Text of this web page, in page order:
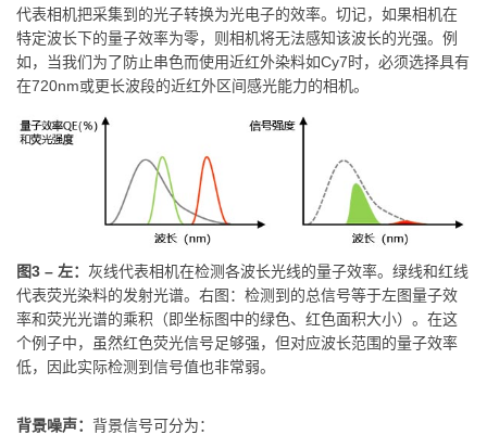
代表相机把采集到的光子转换为光电子的效率。切记，如果相机在
特定波长下的量子效率为零，则相机将无法感知该波长的光强。例
如，当我们为了防止串色而使用近红外染料如Cy7时，必须选择具有
在720nm或更长波段的近红外区间感光能力的相机。
图3 – 左： 灰线代表相机在检测各波长光线的量子效率。绿线和红线
代表荧光染料的发射光谱。右图：检测到的总信号等于左图量子效
率和荧光光谱的乘积（即坐标图中的绿色、红色面积大小）。在这
个例子中，虽然红色荧光信号足够强，但对应波长范围的量子效率
低，因此实际检测到信号值也非常弱。
背景噪声： 背景信号可分为：